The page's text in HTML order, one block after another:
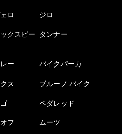
ロ ジロ
クスピー
タンナー
ー バイクパーカ
ス ブルーノ バイク
ペダレッド
フ ムーツ